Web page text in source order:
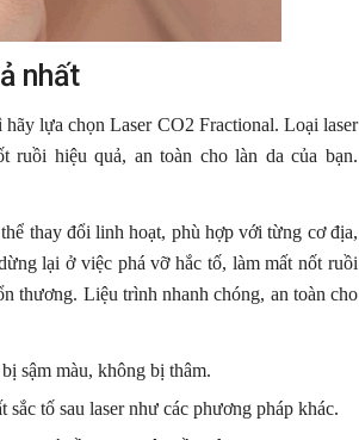
nhất
lựa chọn Laser CO2 Fractional. Loại laser
ruồi hiệu quả, an toàn cho làn da của bạn.
thay đổi linh hoạt, phù hợp với từng cơ địa,
lại ở việc phá vỡ hắc tố, làm mất nốt ruồi
thương. Liệu trình nhanh chóng, an toàn cho
sậm màu, không bị thâm.
tố sau laser như các phương pháp khác.